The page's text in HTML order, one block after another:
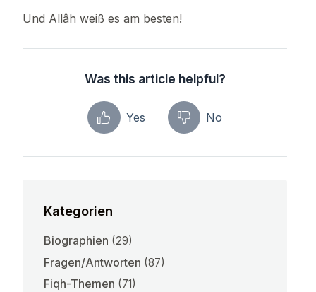
Und Allâh weiß es am besten!
Was this article helpful?
Yes No
Kategorien
Biographien (29)
Fragen/Antworten (87)
Fiqh-Themen (71)